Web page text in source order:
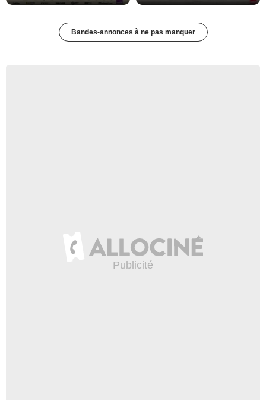
Bandes-annonces à ne pas manquer